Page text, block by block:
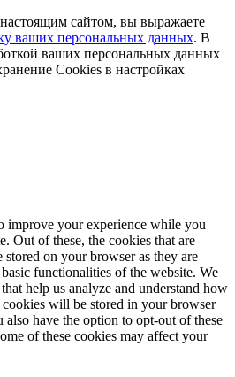
сайтом, вы выражаете
ваших персональных данных. В
ваших персональных данных
Cookies в настройках
improve your experience while you
Out of these, the cookies that are
stored on your browser as they are
functionalities of the website. We
help us analyze and understand how
will be stored in your browser
have the option to opt-out of these
of these cookies may affect your